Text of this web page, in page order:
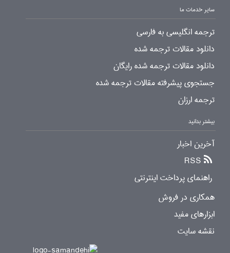
سایر خدمات ما
ترجمه انگلیسی به فارسی
دانلود مقالات ترجمه شده
دانلود مقالات ترجمه شده رایگان
جستجوی پیشرفته مقالات ترجمه شده
ترجمه ارزان
بیشتر بدانید
آخرین اخبار
RSS
راهنمای پرداخت اینترنتی
همکاری در فروش
ابزارهای مفید
نقشه سایت